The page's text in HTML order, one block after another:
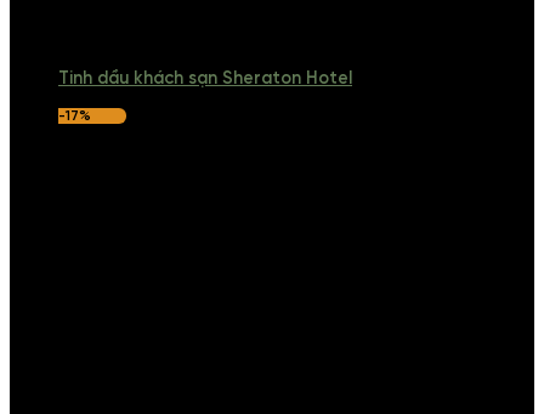
Tinh dầu khách sạn Sheraton Hotel
-17%